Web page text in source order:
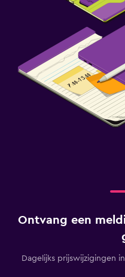
Ontvang een
Dagelijks prijswijzigingen